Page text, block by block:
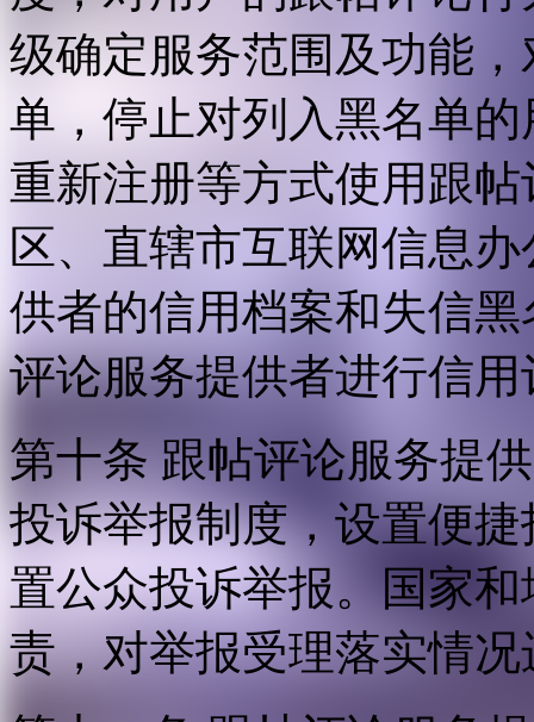
级确定服务范围及功能
单，停止对列入黑名单
重新注册等方式使用跟
区、直辖市互联网信息
供者的信用档案和失信
评论服务提供者进行信用
第十条 跟帖评论服务提
投诉举报制度，设置便
置公众投诉举报。国家
责，对举报受理落实情